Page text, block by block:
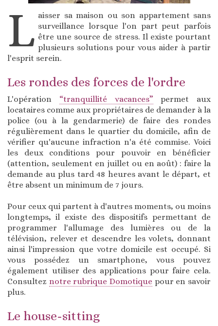
L aisser sa maison ou son appartement sans
surveillance lorsque l'on part peut parfois
être une source de stress. Il existe pourtant
plusieurs solutions pour vous aider à partir
l'esprit serein.
Les rondes des forces de l'ordre
L'opération “tranquillité vacances” permet aux
locataires comme aux propriétaires de demander à la
police (ou à la gendarmerie) de faire des rondes
régulièrement dans le quartier du domicile, afin de
vérifier qu'aucune infraction n'a été commise. Voici
les deux conditions pour pouvoir en bénéficier
(attention, seulement en juillet ou en août) : faire la
demande au plus tard 48 heures avant le départ, et
être absent un minimum de 7 jours.
Pour ceux qui partent à d'autres moments, ou moins
longtemps, il existe des dispositifs permettant de
programmer l'allumage des lumières ou de la
télévision, relever et descendre les volets, donnant
ainsi l'impression que votre domicile est occupé. Si
vous possédez un smartphone, vous pouvez
également utiliser des applications pour faire cela.
Consultez notre rubrique Domotique pour en savoir
plus.
Le house-sitting